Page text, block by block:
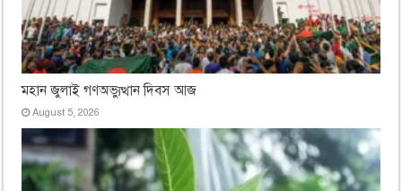
মহান জুলাই গণঅভ্যুত্থান দিবস আজ
August 5, 2026